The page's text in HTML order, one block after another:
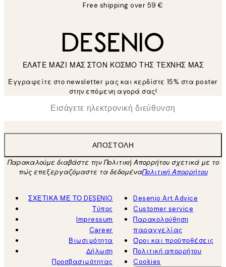
Free shipping over 59 €
ΕΛΑΤΕ ΜΑΖΙ ΜΑΣ ΣΤΟΝ ΚΟΣΜΟ ΤΗΣ ΤΕΧΝΗΣ ΜΑΣ
Εγγραφείτε στο newsletter μας και κερδίστε 15% στα poster
στην επόμενη αγορά σας!
Ηλεκτρονική Διεύθυνση
ΑΠΟΣΤΟΛΉ
Παρακαλούμε διαβάστε την Πολιτική Απορρήτου σχετικά με το
πώς επεξεργαζόμαστε τα δεδομέναΠολιτική Απορρήτου
ΣΧΕΤΙΚΑ ΜΕ ΤΟ DESENIO
Τύπος
Impressum
Career
Βιωσιμότητα
Δήλωση
Προσβασιμότητας
Desenio Art Advice
Customer service
Παρακολούθηση
παραγγελίας
Όροι και προϋποθέσεις
Πολιτική απορρήτου
Cookies